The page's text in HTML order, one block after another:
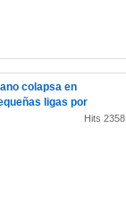
colapsa en
ligas por
Hits 2358